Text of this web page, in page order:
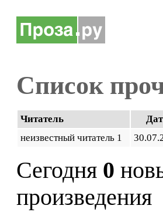
Список
Читатель
неизвестный читатель 1
Сегодня 0
произведения